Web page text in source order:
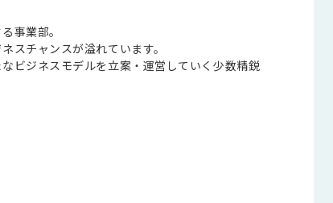
事業部。
スチャンスが溢れています。
ビジネスモデルを立案・運営していく少数精鋭